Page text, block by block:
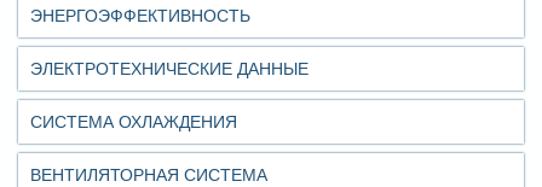
ЭНЕРГОЭФФЕКТИВНОСТЬ
ЭЛЕКТРОТЕХНИЧЕСКИЕ ДАННЫЕ
СИСТЕМА ОХЛАЖДЕНИЯ
ВЕНТИЛЯТОРНАЯ СИСТЕМА